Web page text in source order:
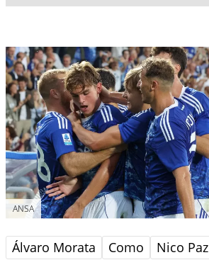
ANSA
Álvaro Morata Como Nico Paz